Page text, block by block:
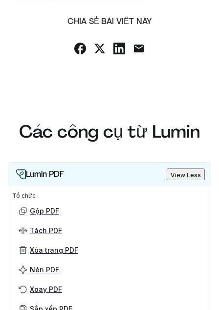
CHIA SẺ BÀI VIẾT NÀY
Các công cụ từ Lumin
Lumin PDF View Less
Tổ chức
Gộp PDF
Tách PDF
Xóa trang PDF
Nén PDF
Xoay PDF